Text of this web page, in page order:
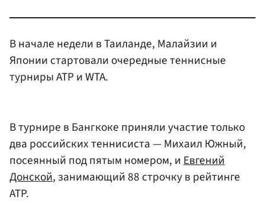
В начале недели в Таиланде, Малайзии и
Японии стартовали очередные теннисные
турниры ATP и WTA.
В турнире в Бангкоке приняли участие только
два российских теннисиста — Михаил Южный,
посеянный под пятым номером, иЕвгений
Донской, занимающий 88 строчку в рейтинге
ATP.